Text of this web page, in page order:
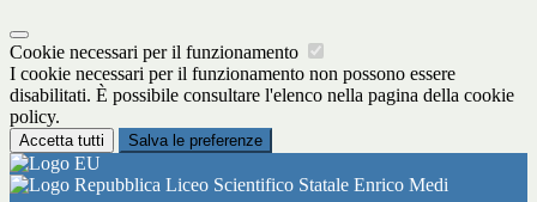
Cookie necessari per il funzionamento
I cookie necessari per il funzionamento non possono essere
disabilitati. È possibile consultare l'elenco nella pagina della cookie
policy.
Accetta tutti Salva le preferenze
Liceo Scientifico Statale Enrico Medi